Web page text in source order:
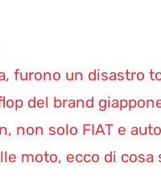
furono un disastro
del brand
non solo FIAT e
moto, ecco di cosa